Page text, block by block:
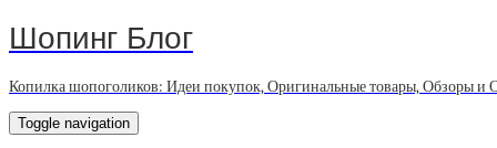
Шопинг Блог
Копилка шопоголиков: Идеи покупок, Оригинальные товары, Обзоры и
Toggle navigation